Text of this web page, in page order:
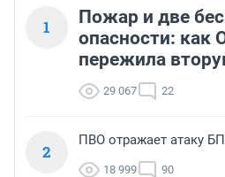
1
Пожар и две
опасности: как
пережила
29 067 22
2
ПВО отражает атаку
18 999 90